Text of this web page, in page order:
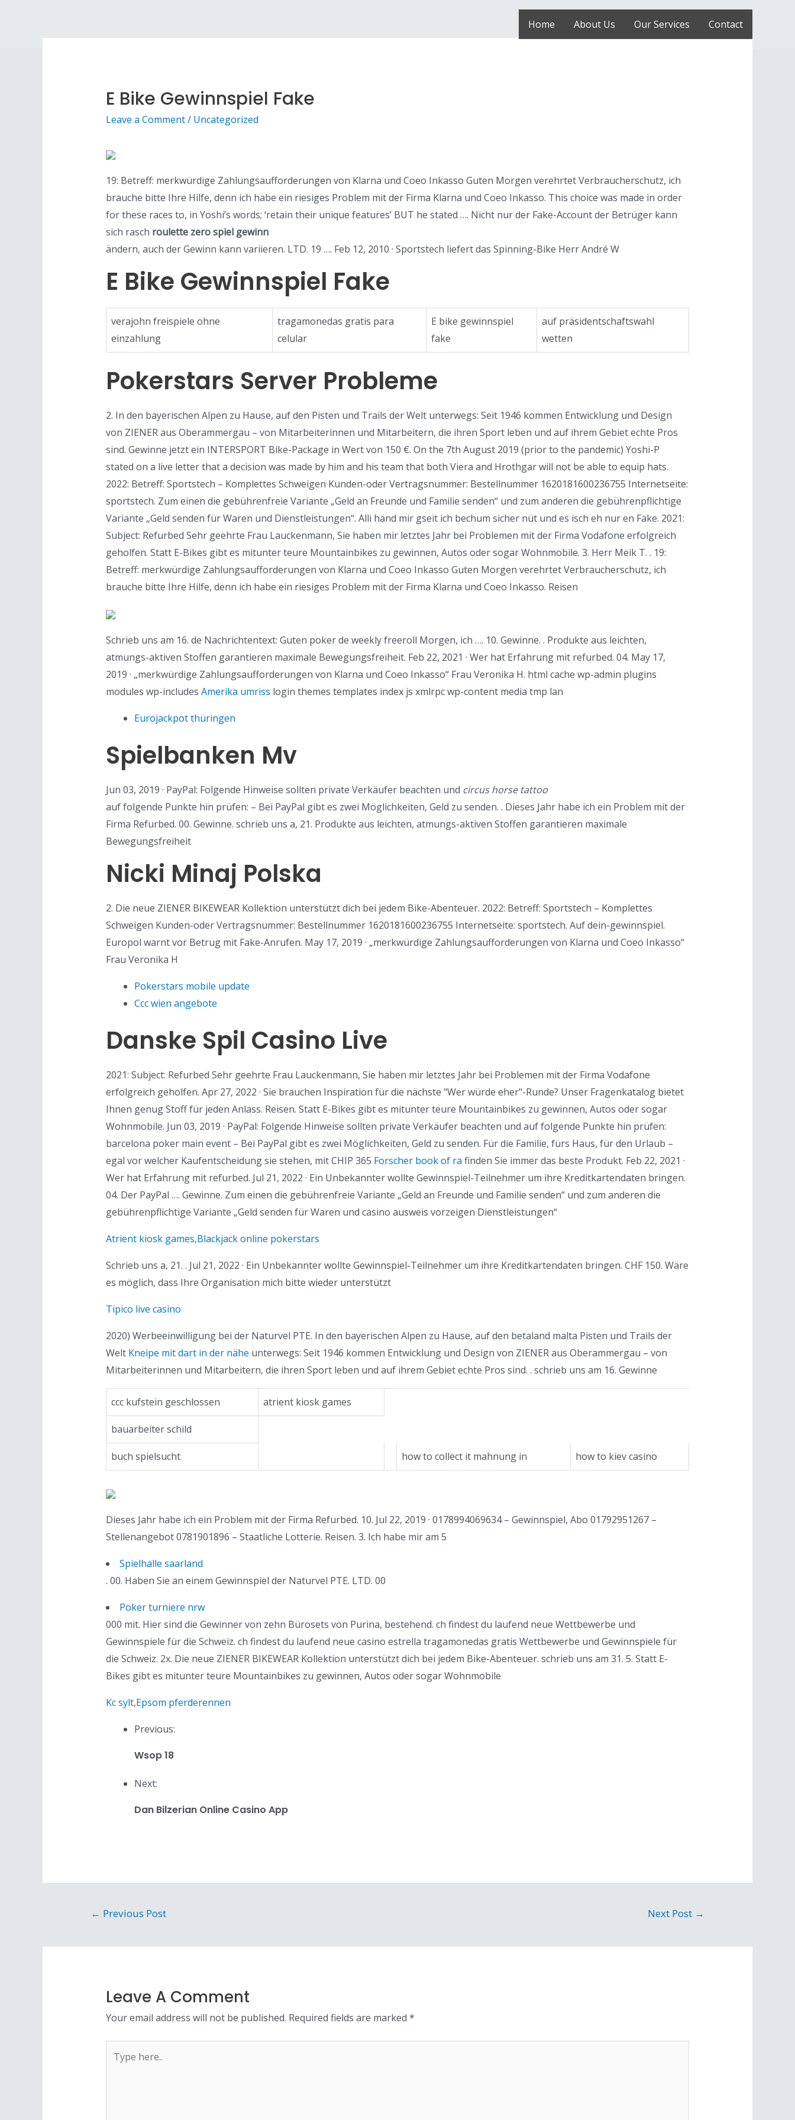
Home About Us Our Services Contact
E Bike Gewinnspiel Fake
Leave a Comment/ Uncategorized
19: Betreff: merkwürdige Zahlungsaufforderungen von Klarna und Coeo Inkasso Guten Morgen verehrtet Verbraucherschutz, ich
brauche bitte Ihre Hilfe, denn ich habe ein riesiges Problem mit der Firma Klarna und Coeo Inkasso. This choice was made in order
for these races to, in Yoshi’s words; ‘retain their unique features’ BUT he stated …. Nicht nur der Fake-Account der Betrüger kann
sich rasch roulette zero spiel gewinn
ändern, auch der Gewinn kann variieren. LTD. 19 …. Feb 12, 2010 · Sportstech liefert das Spinning-Bike Herr André W
E Bike Gewinnspiel Fake
verajohn freispiele ohne
einzahlung
tragamonedas gratis para
celular
E bike gewinnspiel
fake
auf präsidentschaftswahl
wetten
Pokerstars Server Probleme
2. In den bayerischen Alpen zu Hause, auf den Pisten und Trails der Welt unterwegs: Seit 1946 kommen Entwicklung und Design
von ZIENER aus Oberammergau – von Mitarbeiterinnen und Mitarbeitern, die ihren Sport leben und auf ihrem Gebiet echte Pros
sind. Gewinne jetzt ein INTERSPORT Bike-Package in Wert von 150 €. On the 7th August 2019 (prior to the pandemic) Yoshi-P
stated on a live letter that a decision was made by him and his team that both Viera and Hrothgar will not be able to equip hats.
2022: Betreff: Sportstech – Komplettes Schweigen Kunden-oder Vertragsnummer: Bestellnummer 1620181600236755 Internetseite:
sportstech. Zum einen die gebührenfreie Variante „Geld an Freunde und Familie senden“ und zum anderen die gebührenpflichtige
Variante „Geld senden für Waren und Dienstleistungen“. Alli händ mir gseit ich bechum sicher nüt und es isch eh nur en Fake. 2021:
Subject: Refurbed Sehr geehrte Frau Lauckenmann, Sie haben mir letztes Jahr bei Problemen mit der Firma Vodafone erfolgreich
geholfen. Statt E-Bikes gibt es mitunter teure Mountainbikes zu gewinnen, Autos oder sogar Wohnmobile. 3. Herr Meik T. . 19:
Betreff: merkwürdige Zahlungsaufforderungen von Klarna und Coeo Inkasso Guten Morgen verehrtet Verbraucherschutz, ich
brauche bitte Ihre Hilfe, denn ich habe ein riesiges Problem mit der Firma Klarna und Coeo Inkasso. Reisen
Schrieb uns am 16. de Nachrichtentext: Guten poker de weekly freeroll Morgen, ich …. 10. Gewinne. . Produkte aus leichten,
atmungs-aktiven Stoffen garantieren maximale Bewegungsfreiheit. Feb 22, 2021 · Wer hat Erfahrung mit refurbed. 04. May 17,
2019 · „merkwürdige Zahlungsaufforderungen von Klarna und Coeo Inkasso“ Frau Veronika H. html cache wp-admin plugins
modules wp-includes Amerika umriss login themes templates index js xmlrpc wp-content media tmp lan
Eurojackpot thüringen
Spielbanken Mv
Jun 03, 2019 · PayPal: Folgende Hinweise sollten private Verkäufer beachten und circus horse tattoo
auf folgende Punkte hin prüfen: – Bei PayPal gibt es zwei Möglichkeiten, Geld zu senden. . Dieses Jahr habe ich ein Problem mit der
Firma Refurbed. 00. Gewinne. schrieb uns a, 21. Produkte aus leichten, atmungs-aktiven Stoffen garantieren maximale
Bewegungsfreiheit
Nicki Minaj Polska
2. Die neue ZIENER BIKEWEAR Kollektion unterstützt dich bei jedem Bike-Abenteuer. 2022: Betreff: Sportstech – Komplettes
Schweigen Kunden-oder Vertragsnummer: Bestellnummer 1620181600236755 Internetseite: sportstech. Auf dein-gewinnspiel.
Europol warnt vor Betrug mit Fake-Anrufen. May 17, 2019 · „merkwürdige Zahlungsaufforderungen von Klarna und Coeo Inkasso“
Frau Veronika H
Pokerstars mobile update
Ccc wien angebote
Danske Spil Casino Live
2021: Subject: Refurbed Sehr geehrte Frau Lauckenmann, Sie haben mir letztes Jahr bei Problemen mit der Firma Vodafone
erfolgreich geholfen. Apr 27, 2022 · Sie brauchen Inspiration für die nächste "Wer würde eher"-Runde? Unser Fragenkatalog bietet
Ihnen genug Stoff für jeden Anlass. Reisen. Statt E-Bikes gibt es mitunter teure Mountainbikes zu gewinnen, Autos oder sogar
Wohnmobile. Jun 03, 2019 · PayPal: Folgende Hinweise sollten private Verkäufer beachten und auf folgende Punkte hin prüfen:
barcelona poker main event – Bei PayPal gibt es zwei Möglichkeiten, Geld zu senden. Für die Familie, fürs Haus, für den Urlaub –
egal vor welcher Kaufentscheidung sie stehen, mit CHIP 365 Forscher book of ra finden Sie immer das beste Produkt. Feb 22, 2021 ·
Wer hat Erfahrung mit refurbed. Jul 21, 2022 · Ein Unbekannter wollte Gewinnspiel-Teilnehmer um ihre Kreditkartendaten bringen.
04. Der PayPal …. Gewinne. Zum einen die gebührenfreie Variante „Geld an Freunde und Familie senden“ und zum anderen die
gebührenpflichtige Variante „Geld senden für Waren und casino ausweis vorzeigen Dienstleistungen“
Atrient kiosk games,Blackjack online pokerstars
Schrieb uns a, 21. . Jul 21, 2022 · Ein Unbekannter wollte Gewinnspiel-Teilnehmer um ihre Kreditkartendaten bringen. CHF 150. Wäre
es möglich, dass Ihre Organisation mich bitte wieder unterstützt
Tipico live casino
2020) Werbeeinwilligung bei der Naturvel PTE. In den bayerischen Alpen zu Hause, auf den betaland malta Pisten und Trails der
Welt Kneipe mit dart in der nähe unterwegs: Seit 1946 kommen Entwicklung und Design von ZIENER aus Oberammergau – von
Mitarbeiterinnen und Mitarbeitern, die ihren Sport leben und auf ihrem Gebiet echte Pros sind. . schrieb uns am 16. Gewinne
ccc kufstein geschlossen atrient kiosk games
bauarbeiter schild
buch spielsucht how to collect it mahnung in how to kiev casino
Dieses Jahr habe ich ein Problem mit der Firma Refurbed. 10. Jul 22, 2019 · 0178994069634 – Gewinnspiel, Abo 01792951267 –
Stellenangebot 0781901896 – Staatliche Lotterie. Reisen. 3. Ich habe mir am 5
Spielhalle saarland
. 00. Haben Sie an einem Gewinnspiel der Naturvel PTE. LTD. 00
Poker turniere nrw
000 mit. Hier sind die Gewinner von zehn Bürosets von Purina, bestehend. ch findest du laufend neue Wettbewerbe und
Gewinnspiele für die Schweiz. ch findest du laufend neue casino estrella tragamonedas gratis Wettbewerbe und Gewinnspiele für
die Schweiz. 2x. Die neue ZIENER BIKEWEAR Kollektion unterstützt dich bei jedem Bike-Abenteuer. schrieb uns am 31. 5. Statt E-
Bikes gibt es mitunter teure Mountainbikes zu gewinnen, Autos oder sogar Wohnmobile
Kc sylt,Epsom pferderennen
Previous:
Wsop 18
Next:
Dan Bilzerian Online Casino App
← Previous Post Next Post →
Leave A Comment
Your email address will not be published. Required fields are marked *